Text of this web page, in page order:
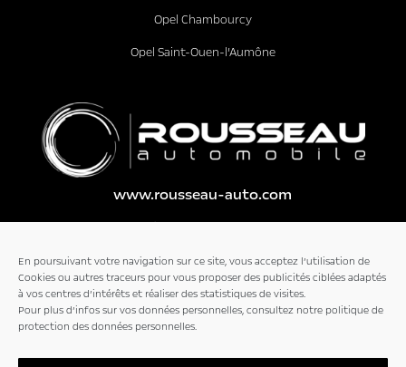
En poursuivant votre navigation sur ce site, vous acceptez l’utilisation de
Cookies ou autres traceurs pour vous proposer des publicités ciblées adaptés
à vos centres d’intérêts et réaliser des statistiques de visites.
Pour plus d’infos sur vos données personnelles, consultez notre politique de
protection des données personnelles.
Opel Chambourcy
Opel Saint-Ouen-l’Aumône
www.rousseau-auto.com
Qui sommes-nous ?
Plus de 50 ans d’expérience
dans la mobilité automobile